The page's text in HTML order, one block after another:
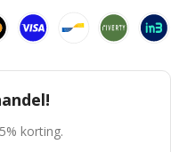
korting.